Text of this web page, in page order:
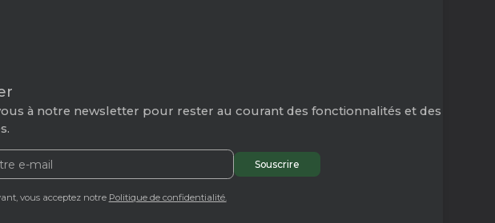
à notre newsletter pour rester au courant des fonctionnalités et des
vous acceptez notre Politique de confidentialité.